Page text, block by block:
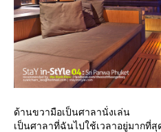
ด้านขวามือเป็นศาลานั่งเล่น
เป็นศาลาที่ฉันไปใช้เวลาอยู่มากที่